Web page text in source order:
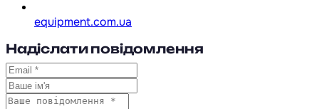
equipment.com.ua
Надіслати повідомлення